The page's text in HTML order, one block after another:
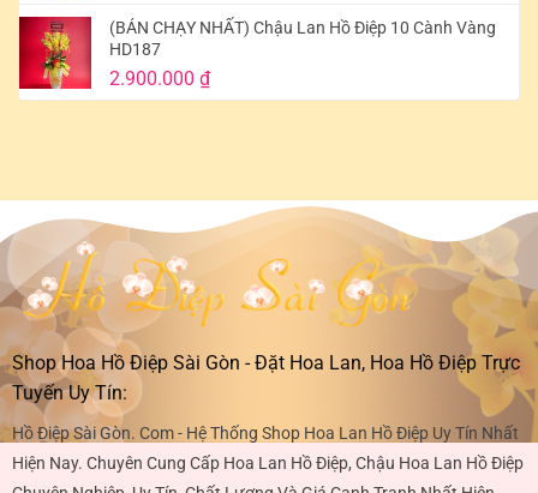
(BÁN CHẠY NHẤT) Chậu Lan Hồ Điệp 10 Cành Vàng
HD187
2.900.000 ₫
Shop Hoa Hồ Điệp Sài Gòn - Đặt Hoa Lan, Hoa Hồ Điệp Trực
Tuyến Uy Tín:
Hồ Điệp Sài Gòn. Com - Hệ Thống Shop Hoa Lan Hồ Điệp Uy Tín Nhất
Hiện Nay. Chuyên Cung Cấp Hoa Lan Hồ Điệp, Chậu Hoa Lan Hồ Điệp